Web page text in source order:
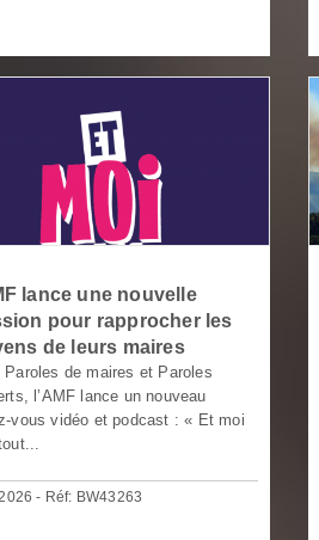
lance une nouvelle
pour rapprocher les
de leurs maires
Paroles de maires et Paroles
l’AMF lance un nouveau
vous vidéo et podcast : « Et moi
- Réf: BW43263